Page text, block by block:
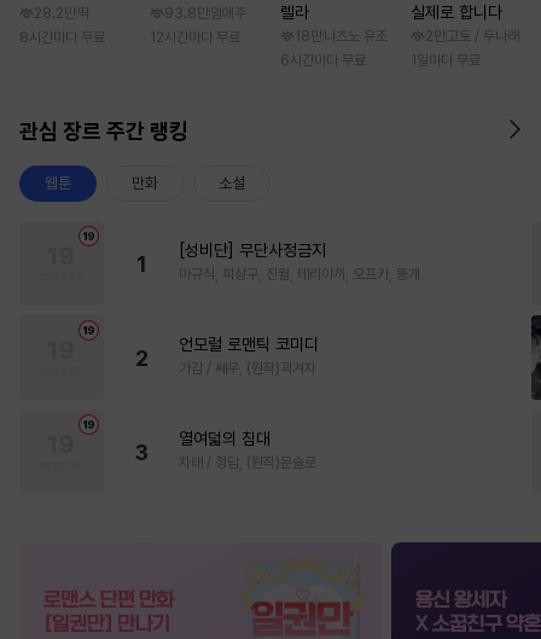
28.2만 딱
8시간마다 무료
93.8만 임애주
12시간마다 무료
렐라
18만 나츠노 유조
6시간마다 무료
실제로 합니다
2만 고토 / 두나래
1일마다 무료
관심 장르 주간 랭킹
웹툰 만화 소설
1
[성비단] 무단사정금지
마규식, 피상구, 진월, 테리야끼, 오프카, 뚱개
2
언모럴 로맨틱 코미디
가감 / 쌔우, (원작)곽겨자
3
열여덟의 침대
자태 / 청담, (원작)문슬로